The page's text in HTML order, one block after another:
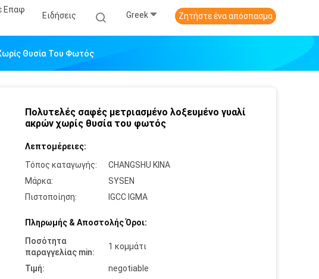
Επαφ
Ειδήσεις Greek Ζητήστε ένα απόσπασμα
Θυσία Του Φωτός
Πολυτελές σαφές μετριασμένο λοξευμένο γυαλί
ακρών χωρίς θυσία του φωτός
Λεπτομέρειες:
Τόπος καταγωγής:
CHANGSHU ΚΙΝΑ
Μάρκα:
SYSEN
Πιστοποίηση:
IGCC IGMA
Πληρωμής & Αποστολής Όροι:
Ποσότητα
παραγγελίας min:
1 κομμάτι
Τιμή:
negotiable